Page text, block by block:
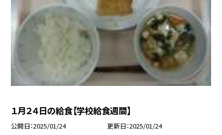
１月２４日の給食【学校給食週間】
公開日 2025/01/24 更新日 2025/01/24